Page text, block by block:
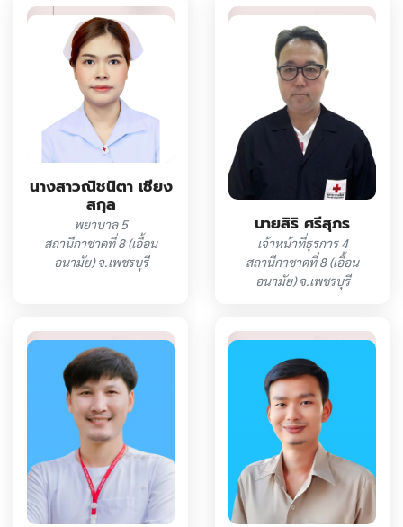
นางสาวณิชนิตา เชียง
สกุล
พยาบาล 5
สถานีกาชาดที่ 8 (เอื้อน
อนามัย) จ.เพชรบุรี
นายสิริ ศรีสุภร
เจ้าหน้าที่ธุรการ 4
สถานีกาชาดที่ 8 (เอื้อน
อนามัย) จ.เพชรบุรี